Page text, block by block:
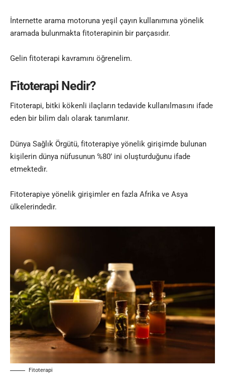
İnternette arama motoruna yeşil çayın kullanımına yönelik
aramada bulunmakta fitoterapinin bir parçasıdır.
Gelin fitoterapi kavramını öğrenelim.
Fitoterapi Nedir?
Fitoterapi, bitki kökenli ilaçların tedavide kullanılmasını ifade
eden bir bilim dalı olarak tanımlanır.
Dünya Sağlık Örgütü, fitoterapiye yönelik girişimde bulunan
kişilerin dünya nüfusunun %80’ ini oluşturduğunu ifade
etmektedir.
Fitoterapiye yönelik girişimler en fazla Afrika ve Asya
ülkelerindedir.
Fitoterapi